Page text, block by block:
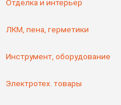
Отделка и интерьер
ЛКМ, пена, герметики
Инструмент, оборудование
Электротех. товары